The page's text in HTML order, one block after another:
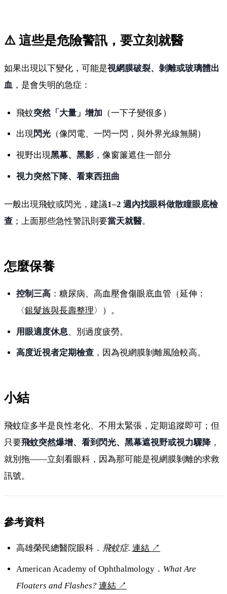
⚠️ 這些是危險警訊，要立刻就醫
如果出現以下變化，可能是視網膜破裂、剝離或玻璃體出
血 ，是會失明的急症：
飛蚊突然「大量」增加 （一下子變很多）
出現閃光 （像閃電、一閃一閃，與外界光線無關）
視野出現黑幕、黑影 ，像窗簾遮住一部分
視力突然下降、看東西扭曲
一般出現飛蚊或閃光，建議1–2 週內找眼科做散瞳眼底檢
查 ；上面那些急性警訊則要當天就醫。
怎麼保養
控制三高 ：糖尿病、高血壓會傷眼底血管（延伸：
〈銀髮族與長壽整理 〉）。
用眼適度休息、別過度疲勞。
高度近視者定期檢查 ，因為視網膜剝離風險較高。
小結
飛蚊症多半是良性老化、不用太緊張，定期追蹤即可；但
只要飛蚊突然爆增、看到閃光、黑幕遮視野或視力驟降，
就別拖——立刻看眼科，因為那可能是視網膜剝離的求救
訊號。
參考資料
高雄榮民總醫院眼科． 飛蚊症. 連結 ↗
American Academy of Ophthalmology． What Are
Floaters and Flashes? 連結 ↗